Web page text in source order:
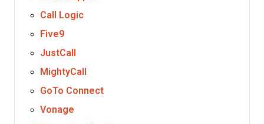
Call Logic
Five9
JustCall
MightyCall
GoTo Connect
Vonage